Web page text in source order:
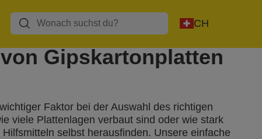
CH
Heißkleben Niettechnik
Gipskartonplatten
Faktor bei der Auswahl des richtigen
viele Plattenlagen verbaut sind oder wie stark
selbst herausfinden. Unsere einfache